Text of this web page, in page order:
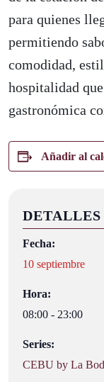
para quienes
permitiendo
comodidad,
hospitalidad
gastronómica
Añadir al
DETALLES
Fecha:
10 septiembre
Hora:
08:00 - 23:00
Series:
CEBU by La